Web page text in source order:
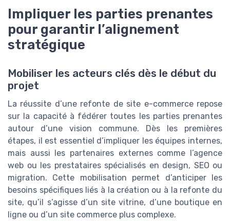
Impliquer les parties prenantes
pour garantir l’alignement
stratégique
Mobiliser les acteurs clés dès le début du
projet
La réussite d’une refonte de site e-commerce repose
sur la capacité à fédérer toutes les parties prenantes
autour d’une vision commune. Dès les premières
étapes, il est essentiel d’impliquer les équipes internes,
mais aussi les partenaires externes comme l’agence
web ou les prestataires spécialisés en design, SEO ou
migration. Cette mobilisation permet d’anticiper les
besoins spécifiques liés à la création ou à la refonte du
site, qu’il s’agisse d’un site vitrine, d’une boutique en
ligne ou d’un site commerce plus complexe.